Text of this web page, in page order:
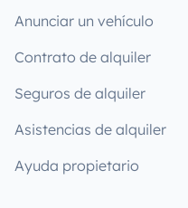
Anunciar un vehículo
Contrato de alquiler
Seguros de alquiler
Asistencias de alquiler
Ayuda propietario